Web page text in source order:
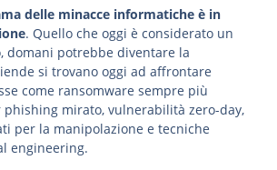
delle minacce informatiche è in
. Quello che oggi è considerato un
domani potrebbe diventare la
si trovano oggi ad affrontare
come ransomware sempre più
phishing mirato, vulnerabilità zero-day,
per la manipolazione e tecniche
engineering.